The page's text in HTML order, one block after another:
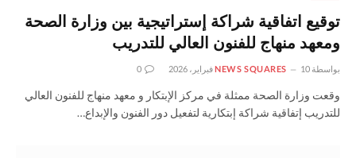
توقيع اتفاقية شراكة إستراتيجية بين وزارة الصحة
ومعهد منهاج للفنون العالي للتدريب
بواسطة NEWS SQUARES 10 فبراير، 2026 0
وقعت وزارة الصحة ممثلة في مركز الإبتكار و معهد منهاج للفنون العالي
للتدريب إتفاقية شراكة إبتكارية لتفعيل دور الفنون والإبداع…